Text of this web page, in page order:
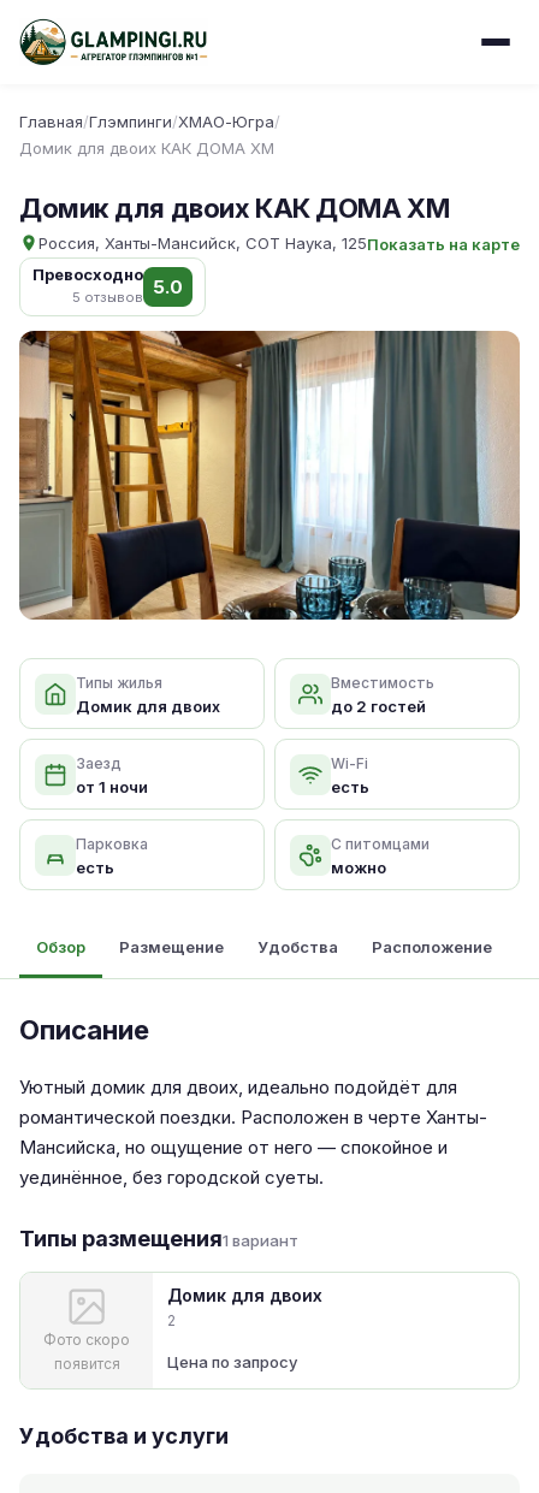
Главная/Глэмпинги/ХМАО-Югра/
Домик для двоих КАК ДОМА ХМ
Домик для двоих КАК ДОМА ХМ
Россия, Ханты-Мансийск, СОТ Наука, 125Показать на карте
Превосходно
5 отзывов 5.0
Типы жилья
Домик для двоих
Вместимость
до 2 гостей
Заезд
от 1 ночи
Wi-Fi
есть
Парковка
есть
С питомцами
можно
Обзор Размещение Удобства Расположение
Описание
Уютный домик для двоих, идеально подойдёт для
романтической поездки. Расположен в черте Ханты-
Мансийска, но ощущение от него — спокойное и
уединённое, без городской суеты.
Типы размещения1 вариант
Фото скоро
появится
Домик для двоих
2
Цена по запросу
Удобства и услуги